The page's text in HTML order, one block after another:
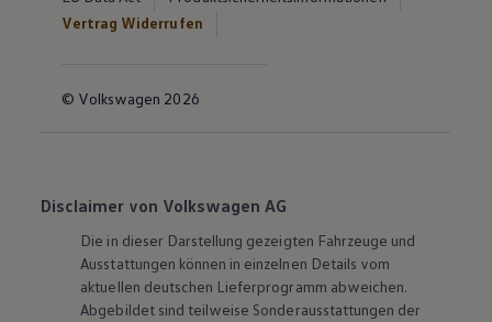
Vertrag Widerrufen
© Volkswagen 2026
Disclaimer von Volkswagen AG
Die in dieser Darstellung gezeigten Fahrzeuge und
Ausstattungen können in einzelnen Details vom
aktuellen deutschen Lieferprogramm abweichen.
Abgebildet sind teilweise Sonderausstattungen der